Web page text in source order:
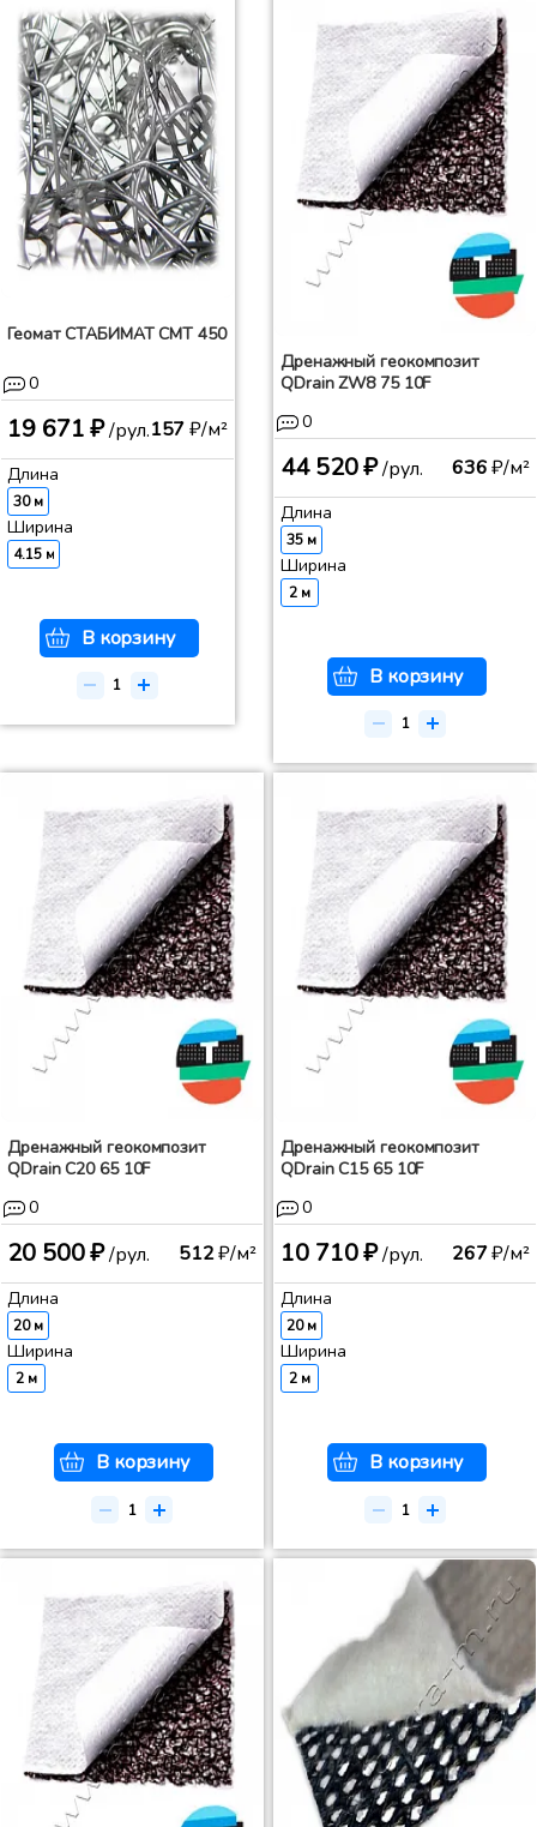
Геомат СТАБИМАТ СМТ 450
0
19 671 ₽/рул.157₽/м²
Длина
30 м
Ширина
4.15 м
В корзину
Дренажный геокомпозит
QDrain ZW8 75 10F
0
44 520 ₽/рул. 636₽/м²
Длина
35 м
Ширина
2 м
В корзину
Дренажный геокомпозит
QDrain C20 65 10F
0
20 500 ₽/рул. 512₽/м²
Длина
20 м
Ширина
2 м
В корзину
Дренажный геокомпозит
QDrain C15 65 10F
0
10 710 ₽/рул. 267₽/м²
Длина
20 м
Ширина
2 м
В корзину